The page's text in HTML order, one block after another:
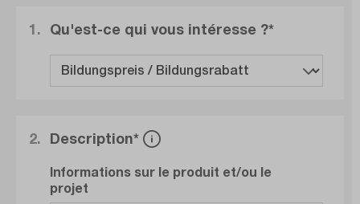
Qu'est-ce qui vous intéresse ?*
1.
Description*
2.
Informations sur le produit et/ou le
projet